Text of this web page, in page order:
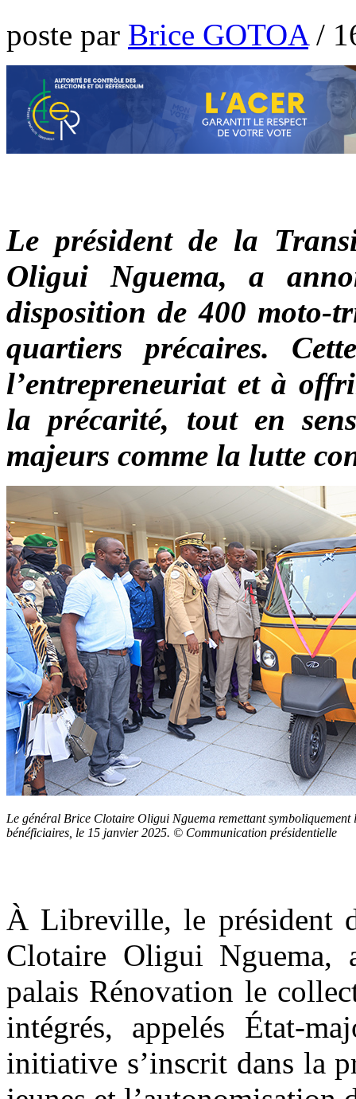
poste par Brice GOTOA/
Le président de la
Oligui Nguema, a
disposition de 400 moto-
quartiers précaires.
l’entrepreneuriat et à
la précarité, tout en
majeurs comme la lutte
Le général Brice Clotaire Oligui Nguema remettant symboliquement
bénéficiaires, le 15 janvier 2025. © Communication présidentielle
À Libreville, le président
Clotaire Oligui Nguema,
palais Rénovation le
intégrés, appelés État-
initiative s’inscrit dans la